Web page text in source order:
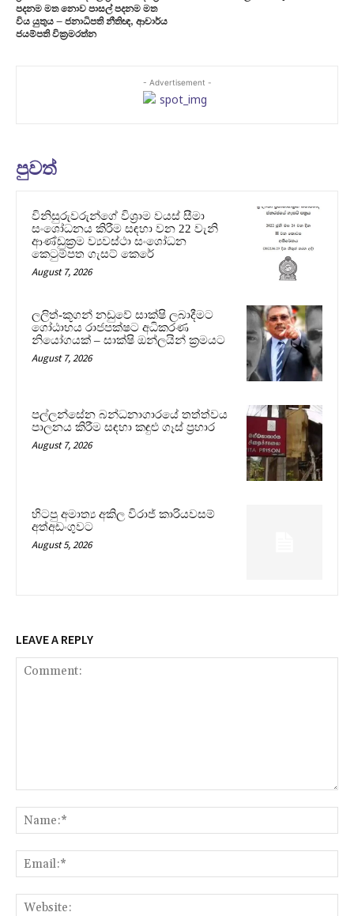
පදනම මත නොව පාසල් පදනම මත
විය යුතුය – ජනාධිපති නීතිඥ, ආචාර්ය
ජයම්පති වික්‍රමරත්න
- Advertisement -
පුවත්
විනිසුරුවරුන්ගේ විශ්‍රාම වයස් සීමා
සංශෝධනය කිරීම සඳහා වන 22 වැනි
ආණ්ඩුක්‍රම ව්‍යවස්ථා සංශෝධන
කෙටුම්පත ගැසට් කෙරේ
August 7, 2026
ලලිත්-කූගන් නඩුවේ සාක්ෂි ලබාදීමට
ගෝඨාභය රාජපක්ෂට අධිකරණ
නියෝගයක් – සාක්ෂි ඔන්ලයින් ක්‍රමයට
August 7, 2026
පල්ලන්සේන බන්ධනාගාරයේ තත්ත්වය
පාලනය කිරීම සඳහා කඳුළු ගෑස් ප්‍රහාර
August 7, 2026
හිටපු අමාත්‍ය අකිල විරාජ් කාරියවසම්
අත්අඩංගුවට
August 5, 2026
LEAVE A REPLY